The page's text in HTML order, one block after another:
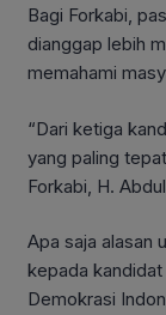
Bagi Forkabi,
dianggap lebih
memahami
“Dari ketiga
yang paling
Forkabi, H.
Apa saja alasan
kepada
Demokrasi